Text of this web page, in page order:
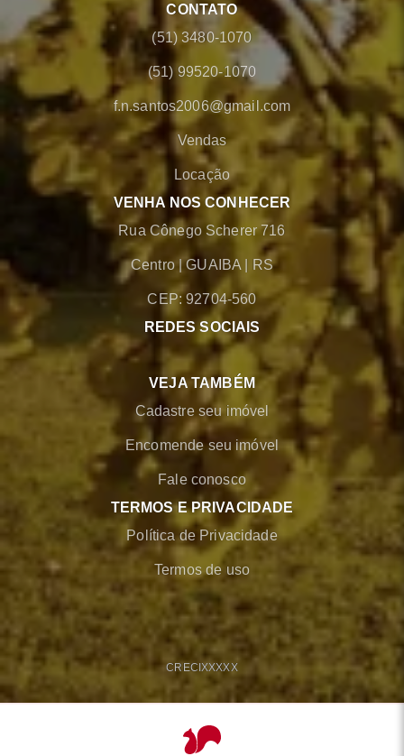
CONTATO
(51) 3480-1070
(51) 99520-1070
f.n.santos2006@gmail.com
Vendas
Locação
VENHA NOS CONHECER
Rua Cônego Scherer 716
Centro |GUAIBA RS
CEP: 92704-560
REDES SOCIAIS
VEJA TAMBÉM
Cadastre seu imóvel
Encomende seu imóvel
Fale conosco
TERMOS E PRIVACIDADE
Política de Privacidade
Termos de uso
CRECIXXXXX